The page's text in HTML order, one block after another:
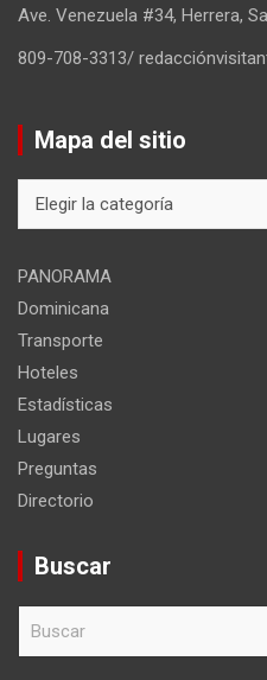
Ave. Venezuela #34, Herrera,
809-708-3313/
Mapa del sitio
del
PANORAMA
Dominicana
Transporte
Hoteles
Estadísticas
Lugares
Preguntas
Directorio
Buscar